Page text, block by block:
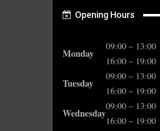
Opening Hours
Monday
09:00 – 13:00
16:00 – 19:00
Tuesday
09:00 – 13:00
16:00 – 19:00
Wednesday
09:00 – 13:00
16:00 – 19:00